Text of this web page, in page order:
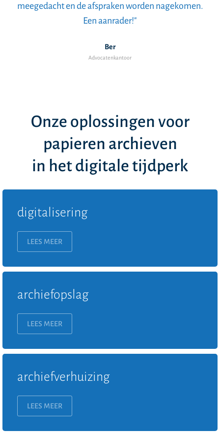
meegedacht en de afspraken worden nagekomen.
Een aanrader!"
Ber
Advocatenkantoor
Onze oplossingen voor
papieren archieven
in het digitale tijdperk
digitalisering
LEES MEER
archiefopslag
LEES MEER
archiefverhuizing
LEES MEER